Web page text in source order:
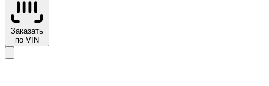
Заказать
по VIN